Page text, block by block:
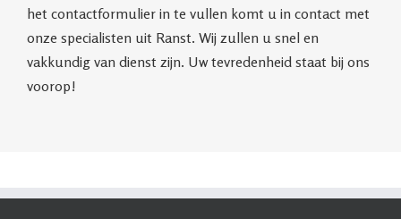
het contactformulier in te vullen komt u in contact met
onze specialisten uit Ranst. Wij zullen u snel en
vakkundig van dienst zijn. Uw tevredenheid staat bij ons
voorop!